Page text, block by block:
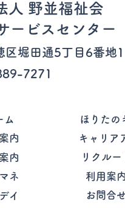
人 野並福祉会
ービスセンター
区堀田通5丁目6番地1
7271
ム
内
内
ネ
イ
ほりたの
キャリア
リクルー
利用案内
お問合